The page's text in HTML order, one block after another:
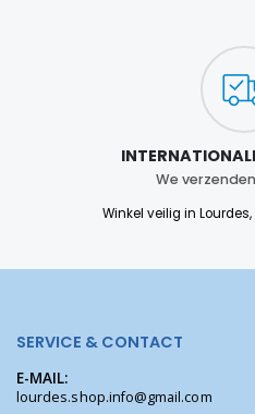
We
Winkel veilig in
SERVICE & CONTACT
E-MAIL:
lourdes.shop.info@gmail.com